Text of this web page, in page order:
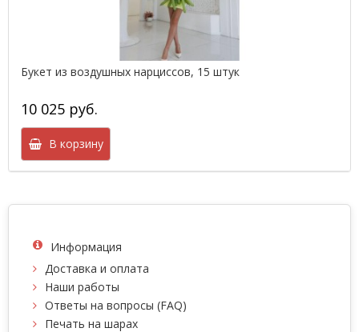
Букет из воздушных нарциссов, 15 штук
10 025 руб.
В корзину
Информация
Доставка и оплата
Наши работы
Ответы на вопросы (FAQ)
Печать на шарах